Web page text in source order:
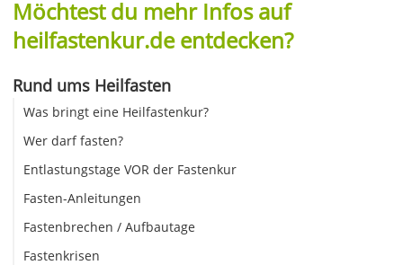
Möchtest du mehr Infos auf
heilfastenkur.de entdecken?
Rund ums Heilfasten
Was bringt eine Heilfastenkur?
Wer darf fasten?
Entlastungstage VOR der Fastenkur
Fasten-Anleitungen
Fastenbrechen / Aufbautage
Fastenkrisen